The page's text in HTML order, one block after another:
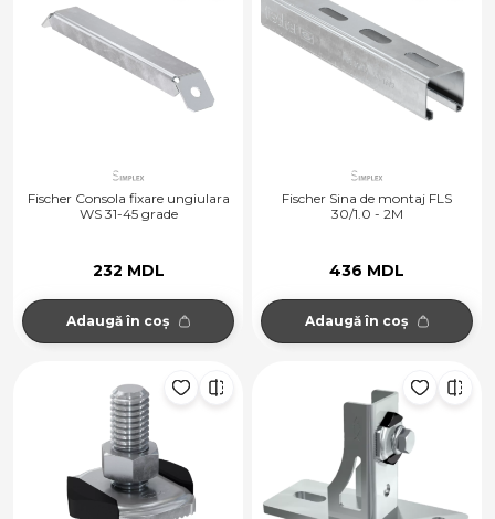
Fischer Consola fixare ungiulara
WS 31-45 grade
232 MDL
Adaugă în coș
Fischer Sina de montaj FLS
30/1.0 - 2M
436 MDL
Adaugă în coș